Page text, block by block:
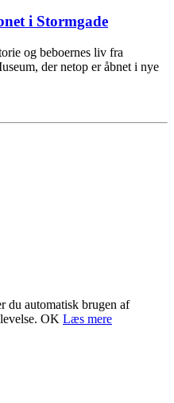
i Stormgade
og beboernes liv fra
der netop er åbnet i nye
du automatisk brugen af
OK Læs mere